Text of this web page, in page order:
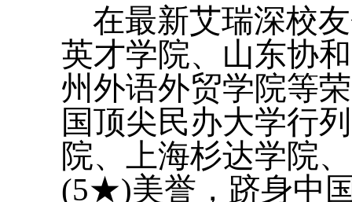
在最新艾瑞深校
英才学院、山东协
州外语外贸学院等
国顶尖民办大学行
院、上海杉达学院
(5★)美誉，跻身中